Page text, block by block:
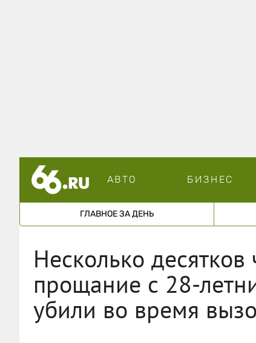
АВТО БИЗНЕС
ГЛАВНОЕ ЗА ДЕНЬ
Несколько
прощание с 28-
убили во время